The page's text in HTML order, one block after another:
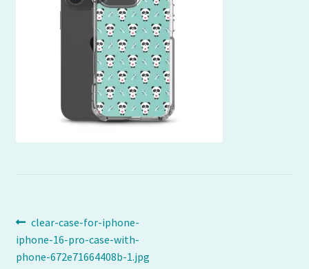
Navigation
de
Article
précédent :
clear-case-for-iphone-
iphone-16-pro-case-with-
phone-672e71664408b-1.jpg